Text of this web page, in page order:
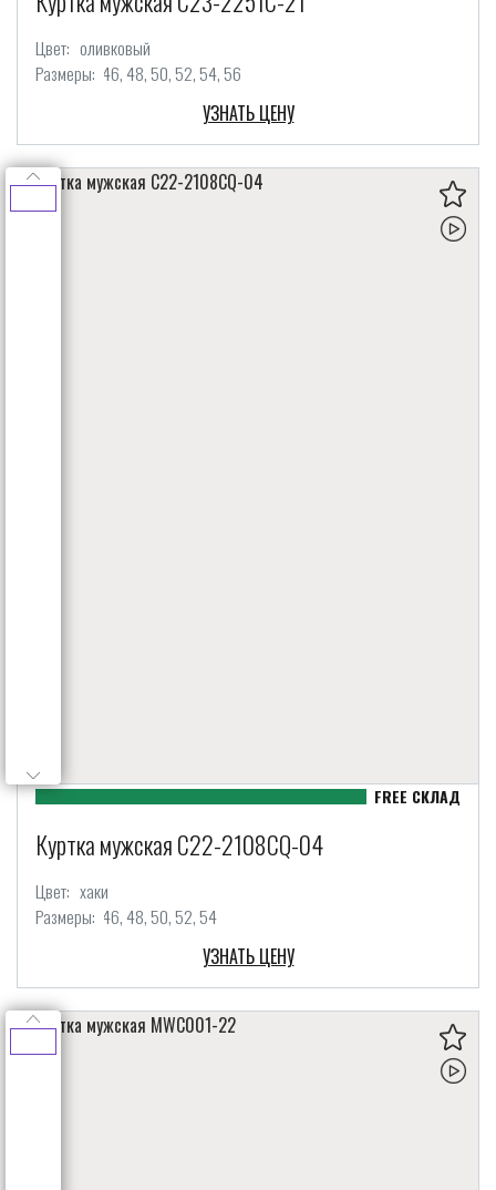
Цвет: оливковый
Размеры: 46 48 50 52 54 56
УЗНАТЬ ЦЕНУ
Куртка мужская C22-2108CQ-04
Цвет: хаки
Размеры: 46 48 50 52 54
УЗНАТЬ ЦЕНУ